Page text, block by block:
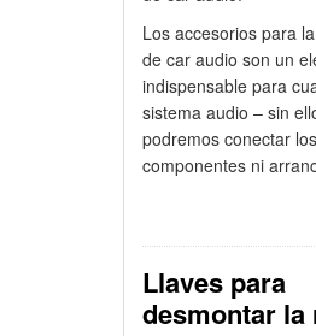
Los accesorios para
de car audio son un
indispensable para
sistema audio – sin
podremos conectar
componentes ni
Llaves para
desmontar la